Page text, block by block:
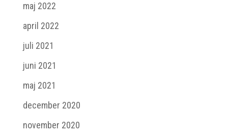
maj 2022
april 2022
juli 2021
juni 2021
maj 2021
december 2020
november 2020